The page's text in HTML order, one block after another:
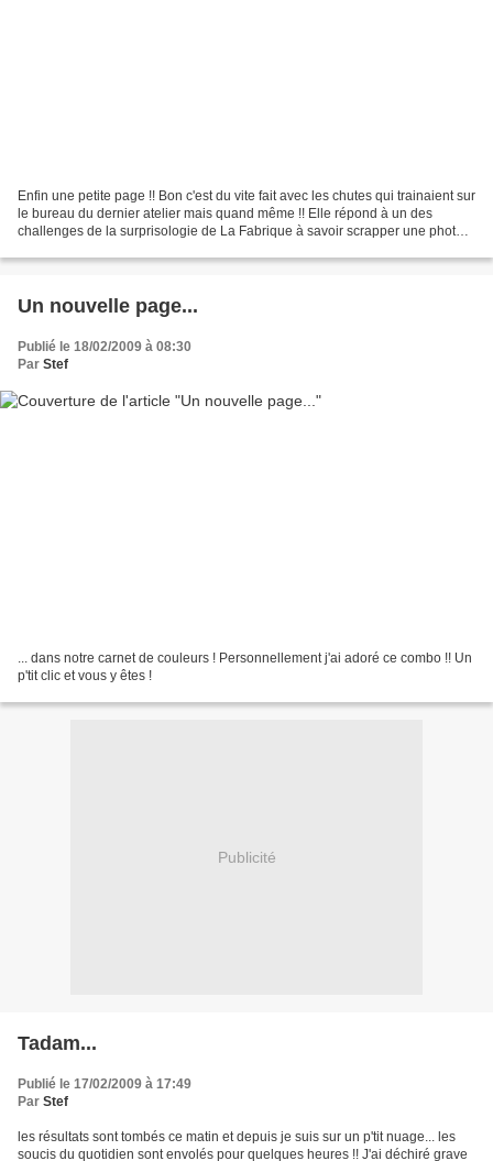
Enfin une petite page !! Bon c'est du vite fait avec les chutes qui trainaient sur
le bureau du dernier atelier mais quand même !! Elle répond à un des
challenges de la surprisologie de La Fabrique à savoir scrapper une photo
Un nouvelle page...
Publié le 18/02/2009 à 08:30
Par Stef
... dans notre carnet de couleurs ! Personnellement j'ai adoré ce combo !! Un
p'tit clic et vous y êtes !
Publicité
Tadam...
Publié le 17/02/2009 à 17:49
Par Stef
les résultats sont tombés ce matin et depuis je suis sur un p'tit nuage... les
soucis du quotidien sont envolés pour quelques heures !! J'ai déchiré grave